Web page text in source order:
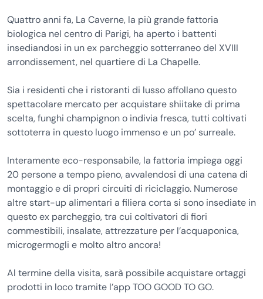
Quattro anni fa, La Caverne, la più grande fattoria
biologica nel centro di Parigi, ha aperto i battenti
insediandosi in un ex parcheggio sotterraneo del XVIII
arrondissement, nel quartiere di La Chapelle.
Sia i residenti che i ristoranti di lusso affollano questo
spettacolare mercato per acquistare shiitake di prima
scelta, funghi champignon o indivia fresca, tutti coltivati
sottoterra in questo luogo immenso e un po’ surreale.
Interamente eco-responsabile, la fattoria impiega oggi
20 persone a tempo pieno, avvalendosi di una catena di
montaggio e di propri circuiti di riciclaggio. Numerose
altre start-up alimentari a filiera corta si sono insediate in
questo ex parcheggio, tra cui coltivatori di fiori
commestibili, insalate, attrezzature per l’acquaponica,
microgermogli e molto altro ancora!
Al termine della visita, sarà possibile acquistare ortaggi
prodotti in loco tramite l’app TOO GOOD TO GO.